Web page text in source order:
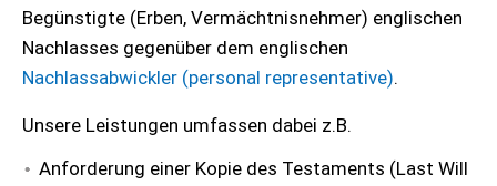
Begünstigte (Erben, Vermächtnisnehmer) englischen
Nachlasses gegenüber dem englischen
Nachlassabwickler (personal representative).
Unsere Leistungen umfassen dabei z.B.
Anforderung einer Kopie des Testaments (Last Will